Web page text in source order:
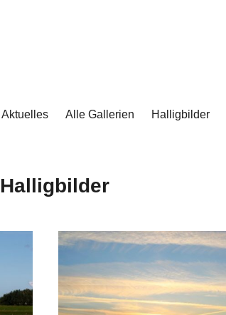
Aktuelles Alle Gallerien Halligbilder
Halligbilder